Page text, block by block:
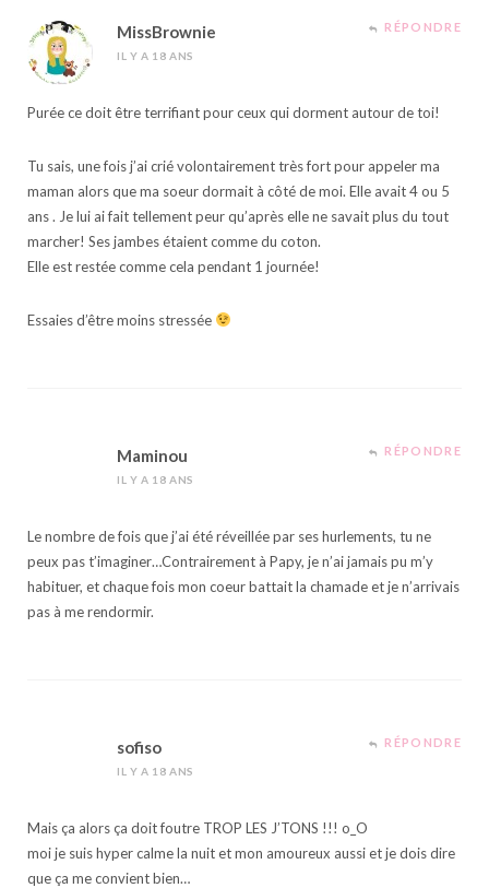
MissBrownie
IL Y A 18 ANS
RÉPONDRE
Purée ce doit être terrifiant pour ceux qui dorment autour de toi!
Tu sais, une fois j’ai crié volontairement très fort pour appeler ma
maman alors que ma soeur dormait à côté de moi. Elle avait 4 ou 5
ans . Je lui ai fait tellement peur qu’après elle ne savait plus du tout
marcher! Ses jambes étaient comme du coton.
Elle est restée comme cela pendant 1 journée!
Essaies d’être moins stressée
Maminou
IL Y A 18 ANS
RÉPONDRE
Le nombre de fois que j’ai été réveillée par ses hurlements, tu ne
peux pas t’imaginer…Contrairement à Papy, je n’ai jamais pu m’y
habituer, et chaque fois mon coeur battait la chamade et je n’arrivais
pas à me rendormir.
sofiso
IL Y A 18 ANS
RÉPONDRE
Mais ça alors ça doit foutre TROP LES J’TONS !!! o_O
moi je suis hyper calme la nuit et mon amoureux aussi et je dois dire
que ça me convient bien…